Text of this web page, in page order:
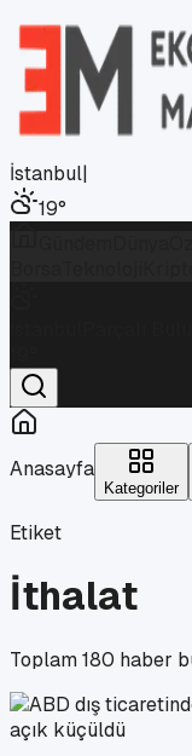
İstanbul|
19°
Anasayfa
Kategoriler
Etiket
İthalat
Toplam180 haber